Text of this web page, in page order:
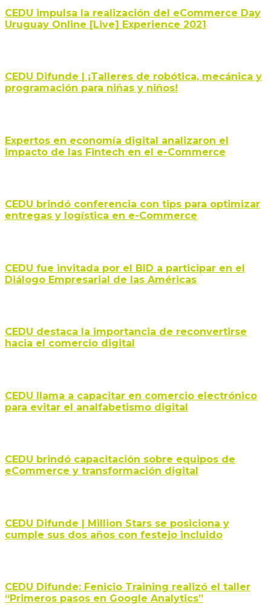
CEDU impulsa la realización del eCommerce Day
Uruguay Online [Live] Experience 2021
CEDU Difunde | ¡Talleres de robótica, mecánica y
programación para niñas y niños!
Expertos en economía digital analizaron el
impacto de las Fintech en el e-Commerce
CEDU brindó conferencia con tips para optimizar
entregas y logística en e-Commerce
CEDU fue invitada por el BID a participar en el
Diálogo Empresarial de las Américas
CEDU destaca la importancia de reconvertirse
hacia el comercio digital
CEDU llama a capacitar en comercio electrónico
para evitar el analfabetismo digital
CEDU brindó capacitación sobre equipos de
eCommerce y transformación digital
CEDU Difunde | Million Stars se posiciona y
cumple sus dos años con festejo incluido
CEDU Difunde: Fenicio Training realizó el taller
“Primeros pasos en Google Analytics”